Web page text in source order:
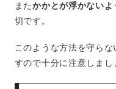
またかかとが浮かないよ
切です。
このような方法を守ら
すので十分に注意しまし